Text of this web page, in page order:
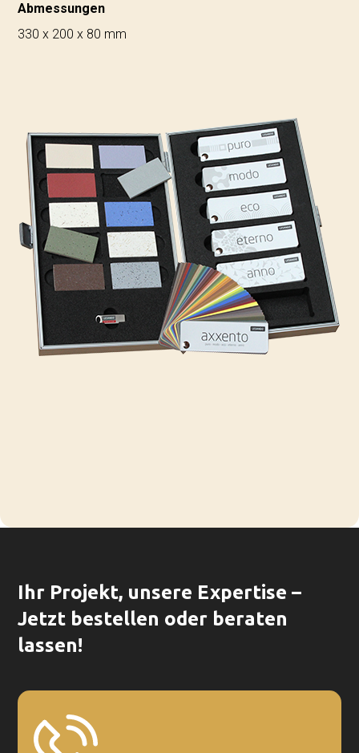
Abmessungen
330 x 200 x 80 mm
Ihr Projekt, unsere Expertise –
Jetzt bestellen oder beraten
lassen!